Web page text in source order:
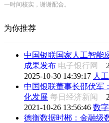
一时间核实，谢谢配合。
为你推荐
中国银联国家人工智能
成果发布 电子银行网
2025-10-30 14:39:17 人
中国银联董事长邵伏军
化发展 每日经济新闻
2021-10-26 13:56:46 数
德衡数据时郴：金融级